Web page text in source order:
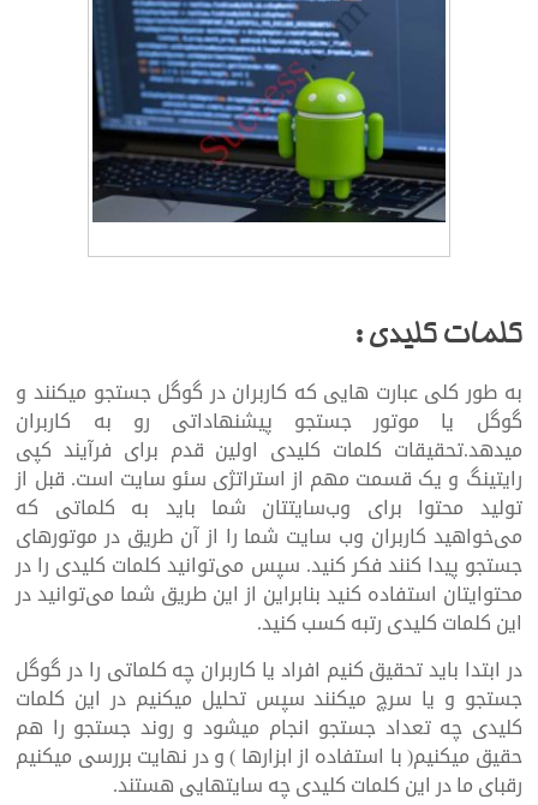
کلمات کلیدی :
به طور کلی عبارت هایی که کاربران در گوگل جستجو میکنند و
گوگل یا موتور جستجو پیشنهاداتی رو به کاربران
میدهد.تحقیقات کلمات کلیدی اولین قدم برای فرآیند کپی
رایتینگ و یک قسمت مهم از استراتژی سئو سایت است. قبل از
تولید محتوا برای وب‌سایتتان شما باید به کلماتی که
می‌خواهید کاربران وب سایت شما را از آن طریق در موتورهای
جستجو پیدا کنند فکر کنید. سپس می‌توانید کلمات کلیدی را در
محتوایتان استفاده کنید بنابراین از این طریق شما می­‌توانید در
این کلمات کلیدی رتبه کسب کنید.
در ابتدا باید تحقیق کنیم افراد یا کاربران چه کلماتی را در گوگل
جستجو و یا سرچ میکنند سپس تحلیل میکنیم در این کلمات
کلیدی چه تعداد جستجو انجام میشود و روند جستجو را هم
حقیق میکنیم( با استفاده از ابزارها ) و در نهایت بررسی میکنیم
رقبای ما در این کلمات کلیدی چه سایتهایی هستند.